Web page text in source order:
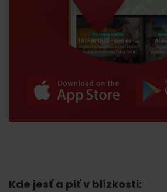
Kde jesť a piť v blízkosti: